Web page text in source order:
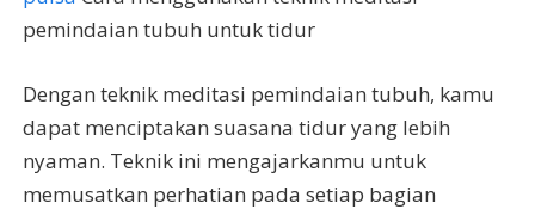
pemindaian tubuh untuk tidur
Dengan teknik meditasi pemindaian tubuh, kamu
dapat menciptakan suasana tidur yang lebih
nyaman. Teknik ini mengajarkanmu untuk
memusatkan perhatian pada setiap bagian